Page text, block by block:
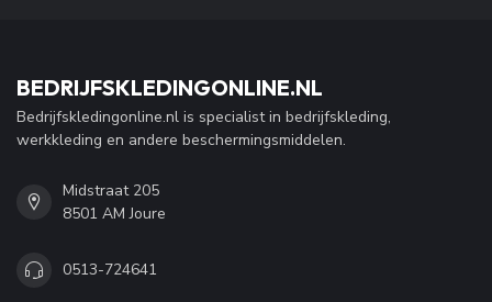
BEDRIJFSKLEDINGONLINE.NL
Bedrijfskledingonline.nl is specialist in bedrijfskleding,
werkkleding en andere beschermingsmiddelen.
Midstraat 205
8501 AM Joure
0513-724641